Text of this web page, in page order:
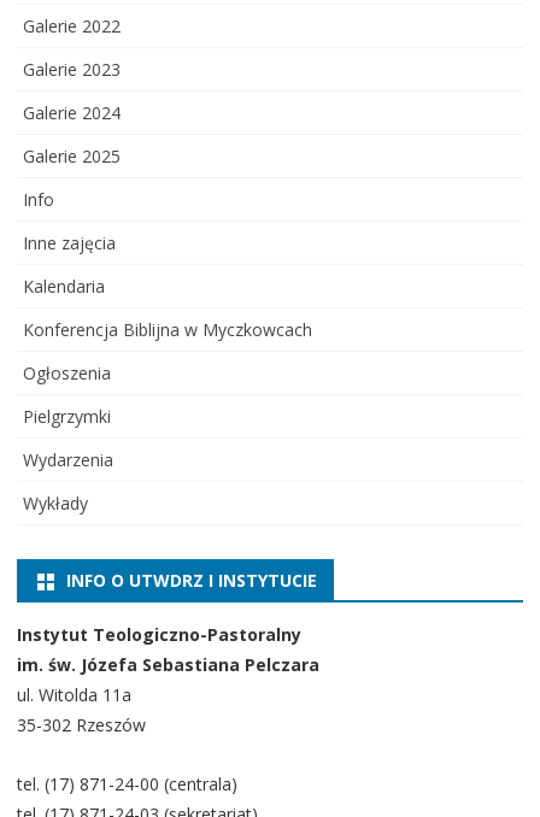
Galerie 2022
Galerie 2023
Galerie 2024
Galerie 2025
Info
Inne zajęcia
Kalendaria
Konferencja Biblijna w Myczkowcach
Ogłoszenia
Pielgrzymki
Wydarzenia
Wykłady
INFO O UTWDRZ I INSTYTUCIE
Instytut Teologiczno-Pastoralny
im. św. Józefa Sebastiana Pelczara
ul. Witolda 11a
35-302 Rzeszów
tel. (17) 871-24-00 (centrala)